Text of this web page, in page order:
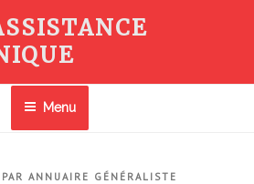
Menu
PAR ANNUAIRE GÉNÉRALISTE